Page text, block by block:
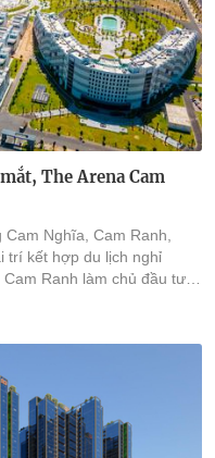
The Arena Cam
Nghĩa, Cam Ranh,
trí kết hợp du lịch nghỉ
Ranh làm chủ đầu tư